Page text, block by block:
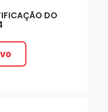
DO